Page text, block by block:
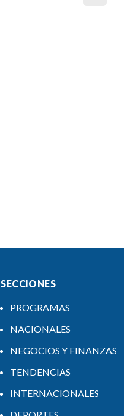
SECCIONES
PROGRAMAS
NACIONALES
NEGOCIOS Y FINANZAS
TENDENCIAS
INTERNACIONALES